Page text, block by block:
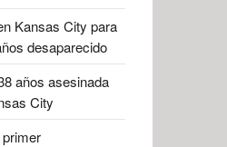
Kansas City para
desaparecido
años asesinada
City